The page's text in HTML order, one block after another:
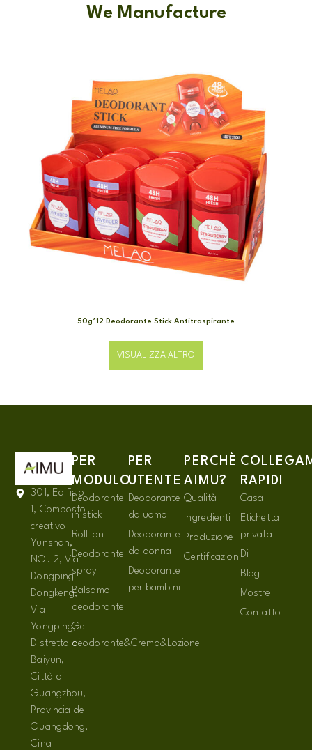
We Manufacture
50g*12 Deodorante Stick Antitraspirante
VISUALIZZA ALTRO
301, Edificio
1, Composto
creativo
Yunshan,
NO. 2, Via
Dongping
Dongkeng,
Via
Yongping,
Distretto di
Baiyun,
Città di
Guangzhou,
Provincia del
Guangdong,
Cina
PER
MODULO
Deodorante
in stick
Roll-on
Deodorante
spray
Balsamo
deodorante
Gel
deodorante&Crema&Lozione
PER
UTENTE
Deodorante
da uomo
Deodorante
da donna
Deodorante
per bambini
PERCHÈ
AIMU?
Qualità
Ingredienti
Produzione
Certificazioni
RAPIDI
Casa
Etichetta
privata
Di
Blog
Mostre
Contatto